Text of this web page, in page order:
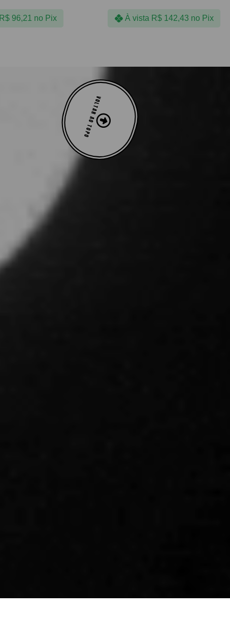
R$96,21 no Pix À vista R$142,43 no Pix
VOLTAR AO TOPO